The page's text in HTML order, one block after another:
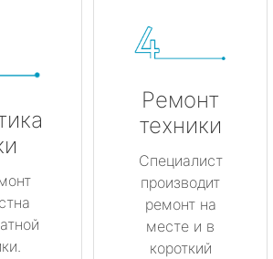
Ремонт
техники
Специалист
производит
ремонт на
месте и в
короткий